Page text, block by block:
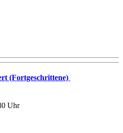
(Fortgeschrittene)
Uhr